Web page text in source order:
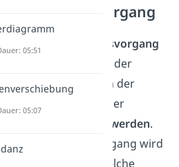
Beschleunigungsvorgang
der
beim Passieren der
beziehungsweise der
werden.
Beschleunigungsvorgang wird
Energie, welche
05:51
05:07